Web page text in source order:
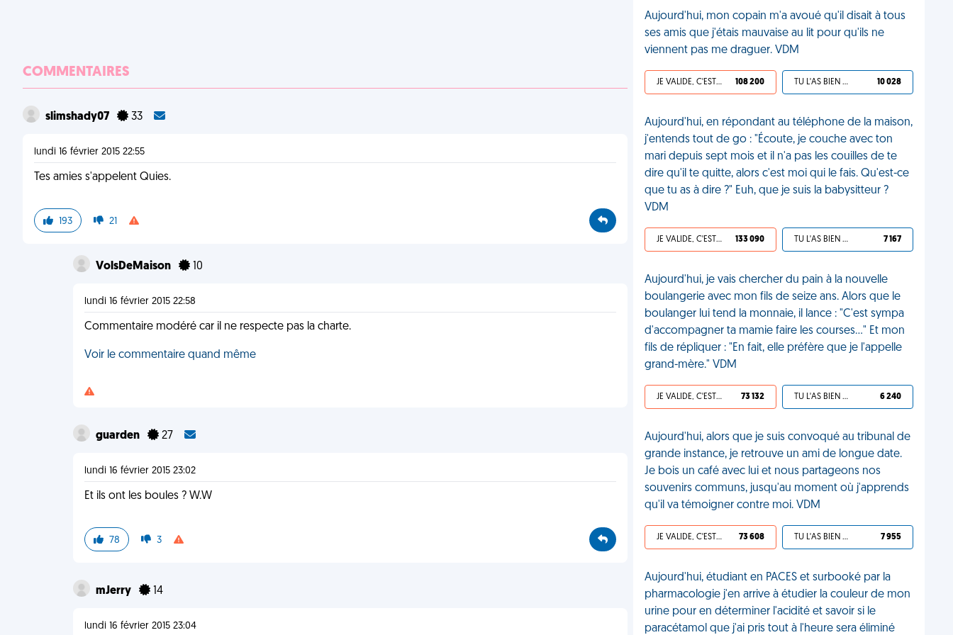
COMMENTAIRES
slimshady07 33
lundi 16 février 2015 22:55
Tes amies s'appelent Quies.
193 21
VolsDeMaison 10
lundi 16 février 2015 22:58
Commentaire modéré car il ne respecte pas la charte.
Voir le commentaire quand même
guarden 27
lundi 16 février 2015 23:02
Et ils ont les boules ? W.W
78 3
mJerry 14
lundi 16 février 2015 23:04
Aujourd'hui, mon copain m'a avoué qu'il disait à tous
ses amis que j'étais mauvaise au lit pour qu'ils ne
viennent pas me draguer. VDM
JE VALIDE, C'EST UNE VDM 108 200 TU L'AS BIEN MÉRITÉ 10 028
Aujourd'hui, en répondant au téléphone de la maison,
j'entends tout de go : "Écoute, je couche avec ton
mari depuis sept mois et il n'a pas les couilles de te
dire qu'il te quitte, alors c'est moi qui le fais. Qu'est-ce
que tu as à dire ?" Euh, que je suis la babysitteur ?
VDM
JE VALIDE, C'EST UNE VDM 133 090 TU L'AS BIEN MÉRITÉ 7 167
Aujourd'hui, je vais chercher du pain à la nouvelle
boulangerie avec mon fils de seize ans. Alors que le
boulanger lui tend la monnaie, il lance : "C'est sympa
d'accompagner ta mamie faire les courses..." Et mon
fils de répliquer : "En fait, elle préfère que je l'appelle
grand-mère." VDM
JE VALIDE, C'EST UNE VDM 73 132 TU L'AS BIEN MÉRITÉ 6 240
Aujourd'hui, alors que je suis convoqué au tribunal de
grande instance, je retrouve un ami de longue date.
Je bois un café avec lui et nous partageons nos
souvenirs communs, jusqu'au moment où j'apprends
qu'il va témoigner contre moi. VDM
JE VALIDE, C'EST UNE VDM 73 608 TU L'AS BIEN MÉRITÉ 7 955
Aujourd'hui, étudiant en PACES et surbooké par la
pharmacologie j'en arrive à étudier la couleur de mon
urine pour en déterminer l'acidité et savoir si le
paracétamol que j'ai pris tout à l'heure sera éliminé